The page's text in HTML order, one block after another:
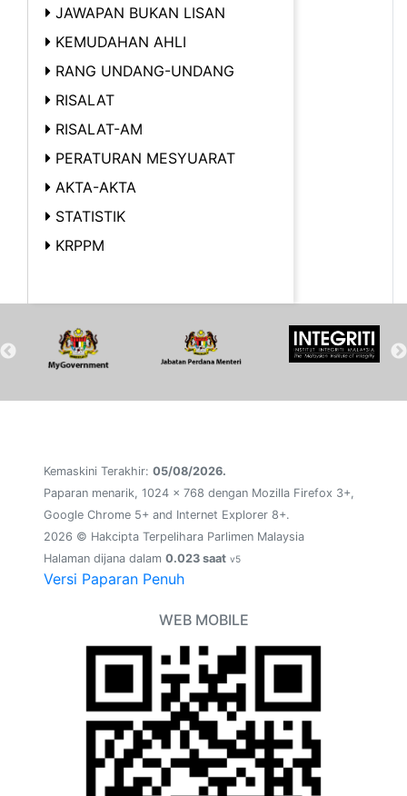
JAWAPAN BUKAN LISAN
KEMUDAHAN AHLI
RANG UNDANG-UNDANG
RISALAT
RISALAT-AM
PERATURAN MESYUARAT
AKTA-AKTA
STATISTIK
KRPPM
Kemaskini Terakhir: 05/08/2026.
Paparan menarik, 1024 x 768 dengan Mozilla Firefox 3+,
Google Chrome 5+ and Internet Explorer 8+.
2026 © Hakcipta Terpelihara Parlimen Malaysia
Halaman dijana dalam 0.023 saat v5
Versi Paparan Penuh
WEB MOBILE